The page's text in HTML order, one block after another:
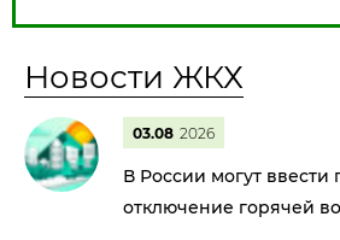
Новости ЖКХ
03.08 2026
В России могут
отключение горячей